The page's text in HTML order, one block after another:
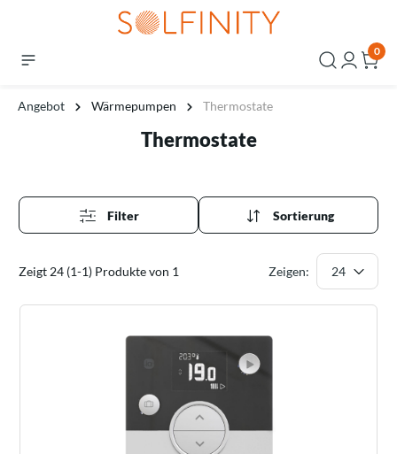
0
Angebot Wärmepumpen Thermostate
Thermostate
Filter Sortierung
Zeigt 24 (1-1) Produkte von 1 Zeigen: